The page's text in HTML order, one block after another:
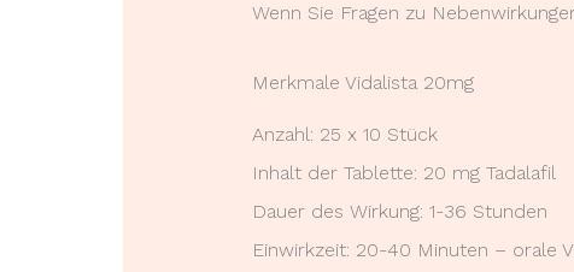
Wenn Sie Fragen zu
Merkmale Vidalista 20mg
Anzahl: 25 x 10 Stück
Inhalt der Tablette: 20 mg Tadalafil
Dauer des Wirkung: 1-36 Stunden
Einwirkzeit: 20-40 Minuten – orale